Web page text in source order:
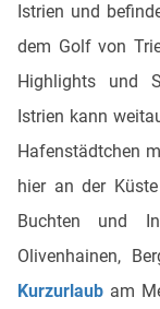
Istrien und
dem Golf von
Highlights und
Istrien kann
Hafenstädtchen
hier an der
Buchten und
Olivenhainen,
Kurzurlaub am